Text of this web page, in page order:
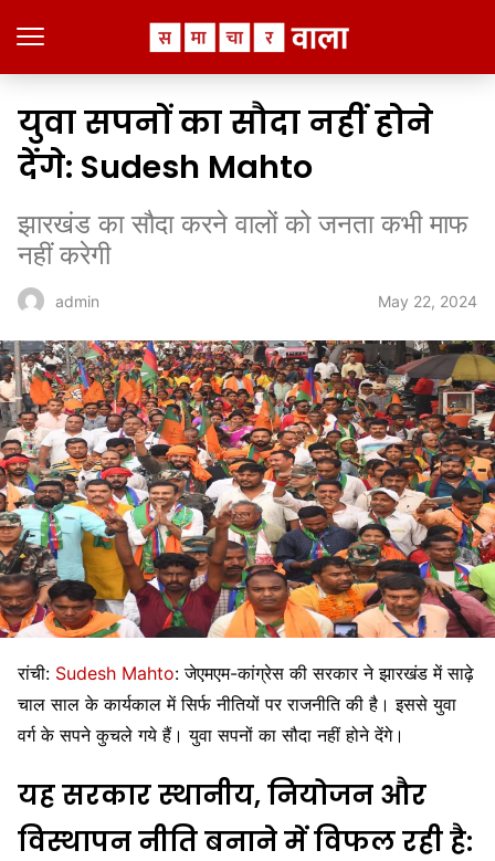
युवा सपनों का सौदा नहीं होने
देंगे: Sudesh Mahto
झारखंड का सौदा करने वालों को जनता कभी माफ
नहीं करेगी
admin May 22, 2024
रांची: Sudesh Mahto: जेएमएम-कांग्रेस की सरकार ने झारखंड में साढ़े
चाल साल के कार्यकाल में सिर्फ नीतियों पर राजनीति की है। इससे युवा
वर्ग के सपने कुचले गये हैं। युवा सपनों का सौदा नहीं होने देंगे।
यह सरकार स्थानीय, नियोजन और
विस्थापन नीति बनाने में विफल रही है: